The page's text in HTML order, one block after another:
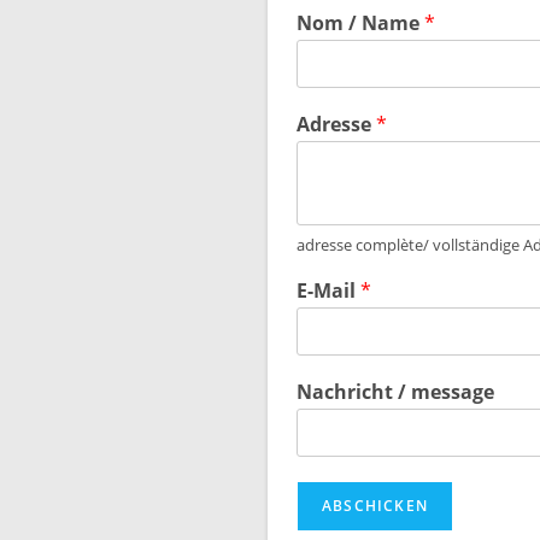
Nom / Name*
Adresse*
adresse complète/ vollständige
E-Mail *
Nachricht / message
ABSCHICKEN